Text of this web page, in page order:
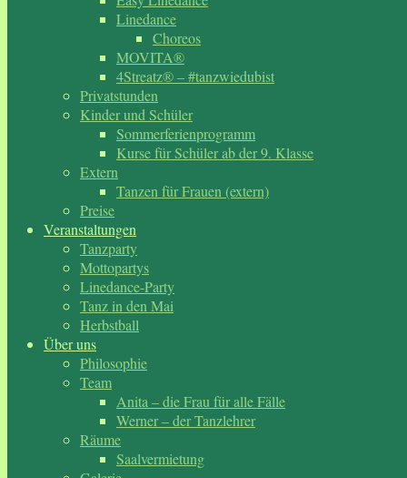
Linedance
Choreos
MOVITA®
4Streatz® – #tanzwiedubist
Privatstunden
Kinder und Schüler
Sommerferienprogramm
Kurse für Schüler ab der 9. Klasse
Extern
Tanzen für Frauen (extern)
Preise
Veranstaltungen
Tanzparty
Mottopartys
Linedance-Party
Tanz in den Mai
Herbstball
Über uns
Philosophie
Team
Anita – die Frau für alle Fälle
Werner – der Tanzlehrer
Räume
Saalvermietung